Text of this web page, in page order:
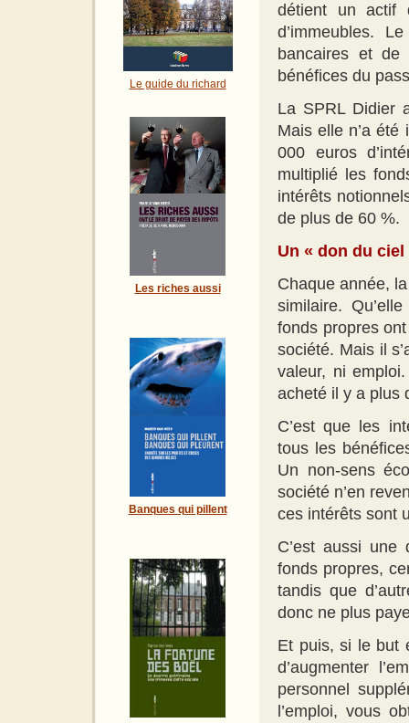
Le guide du richard
Les riches aussi
Banques qui pillent
détient un actif
d’immeubles.
bancaires et
bénéfices du
La SPRL Didier
Mais elle n’a
000 euros
multiplié les
intérêts
de plus de 60 %.
Un « don du ciel
Chaque année,
similaire.
fonds propres
société. Mais il
valeur, ni
acheté il y a plus
C’est que les
tous les
Un non-sens
société n’en
ces intérêts sont
C’est aussi une
fonds propres,
tandis que
donc ne plus
Et puis, si le but
d’augmenter
personnel
l’emploi, vous